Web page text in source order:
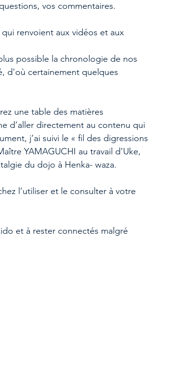
vos commentaires.
renvoient aux vidéos et aux
possible la chronologie de nos
d'où certainement quelques
une table des matières
d’aller directement au contenu qui
j’ai suivi le « fil des digressions
YAMAGUCHI au travail d’Uke,
du dojo à Henka- waza.
l’utiliser et le consulter à votre
et à rester connectés malgré